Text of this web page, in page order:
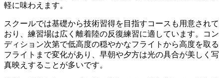
軽に味わえます。
スクールでは基礎から技術習得を目指すコースも用意されて
おり、練習場は広く離着陸の反復練習に適しています。コン
ディション次第で低高度の穏やかなフライトから高度を取る
フライトまで変化があり、早朝や夕方は光の具合が美しく写
真映えすることが多いです。